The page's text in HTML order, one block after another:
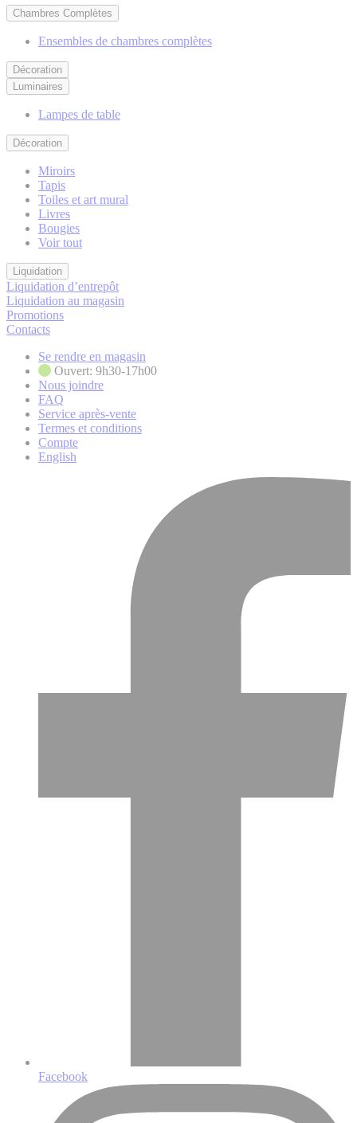
Chambres Complètes
Ensembles de chambres complètes
Décoration
Luminaires
Lampes de table
Décoration
Miroirs
Tapis
Toiles et art mural
Livres
Bougies
Voir tout
Liquidation
Liquidation d’entrepôt
Liquidation au magasin
Promotions
Contacts
Se rendre en magasin
Ouvert: 9h30-17h00
Nous joindre
FAQ
Service après-vente
Termes et conditions
Compte
English
Facebook